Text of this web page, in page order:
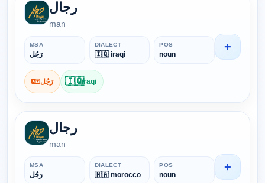
رجال
man
MSA
رَجُل
DIALECT
🇮🇶 iraqi
POS
noun
رَجُل 🇮🇶iraqi
+
رجال
man
MSA
رَجُل
DIALECT
🇲🇦 morocco
POS
noun
+